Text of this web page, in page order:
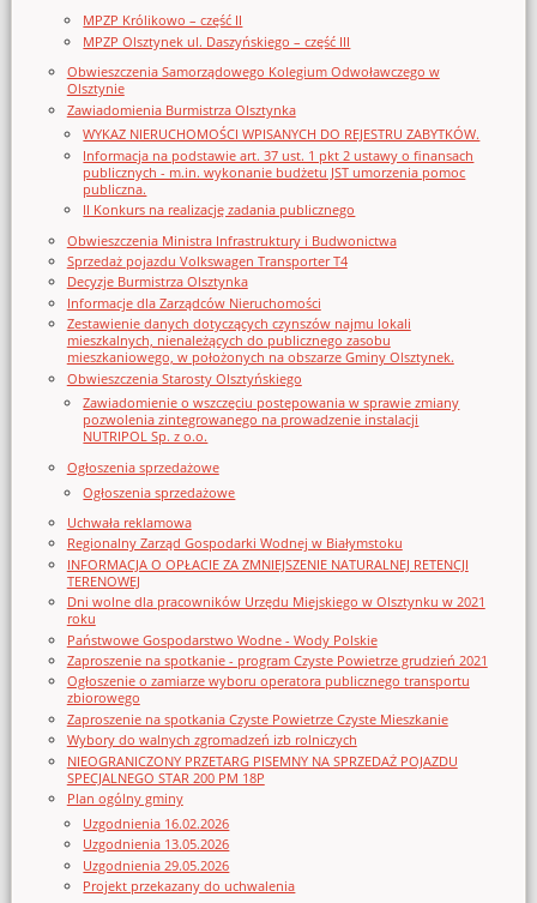
MPZP Królikowo – część II
MPZP Olsztynek ul. Daszyńskiego – część III
Obwieszczenia Samorządowego Kolegium Odwoławczego w
Olsztynie
Zawiadomienia Burmistrza Olsztynka
WYKAZ NIERUCHOMOŚCI WPISANYCH DO REJESTRU ZABYTKÓW.
Informacja na podstawie art. 37 ust. 1 pkt 2 ustawy o finansach
publicznych - m.in. wykonanie budżetu JST umorzenia pomoc
publiczna.
II Konkurs na realizację zadania publicznego
Obwieszczenia Ministra Infrastruktury i Budwonictwa
Sprzedaż pojazdu Volkswagen Transporter T4
Decyzje Burmistrza Olsztynka
Informacje dla Zarządców Nieruchomości
Zestawienie danych dotyczących czynszów najmu lokali
mieszkalnych, nienależących do publicznego zasobu
mieszkaniowego, w położonych na obszarze Gminy Olsztynek.
Obwieszczenia Starosty Olsztyńskiego
Zawiadomienie o wszczęciu postępowania w sprawie zmiany
pozwolenia zintegrowanego na prowadzenie instalacji
NUTRIPOL Sp. z o.o.
Ogłoszenia sprzedażowe
Ogłoszenia sprzedażowe
Uchwała reklamowa
Regionalny Zarząd Gospodarki Wodnej w Białymstoku
INFORMACJA O OPŁACIE ZA ZMNIEJSZENIE NATURALNEJ RETENCJI
TERENOWEJ
Dni wolne dla pracowników Urzędu Miejskiego w Olsztynku w 2021
roku
Państwowe Gospodarstwo Wodne - Wody Polskie
Zaproszenie na spotkanie - program Czyste Powietrze grudzień 2021
Ogłoszenie o zamiarze wyboru operatora publicznego transportu
zbiorowego
Zaproszenie na spotkania Czyste Powietrze Czyste Mieszkanie
Wybory do walnych zgromadzeń izb rolniczych
NIEOGRANICZONY PRZETARG PISEMNY NA SPRZEDAŻ POJAZDU
SPECJALNEGO STAR 200 PM 18P
Plan ogólny gminy
Uzgodnienia 16.02.2026
Uzgodnienia 13.05.2026
Uzgodnienia 29.05.2026
Projekt przekazany do uchwalenia